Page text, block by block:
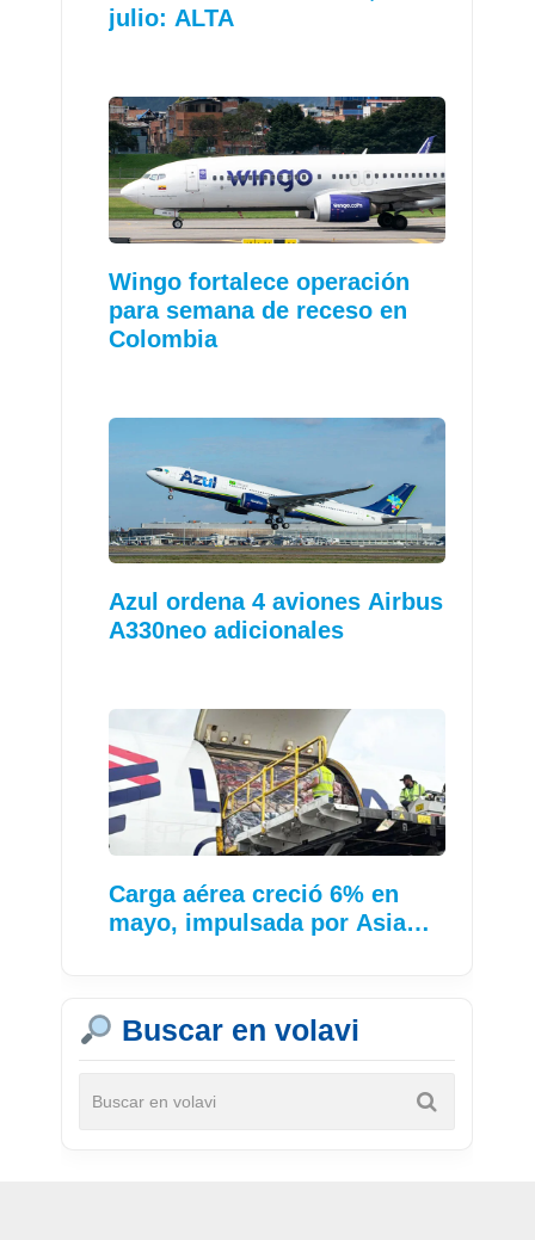
julio: ALTA
Wingo fortalece operación
para semana de receso en
Colombia
Azul ordena 4 aviones Airbus
A330neo adicionales
Carga aérea creció 6% en
mayo, impulsada por Asia…
Buscar en volavi